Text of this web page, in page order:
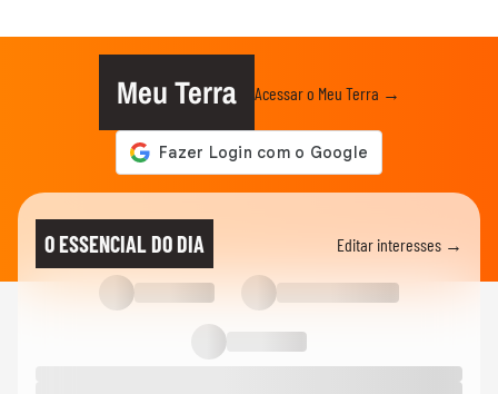
Meu Terra Acessar o Meu Terra →
O ESSENCIAL DO DIA Editar interesses →